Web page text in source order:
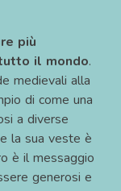
più
il mondo.
medievali alla
di come una
a diverse
la sua veste è
è il messaggio
generosi e